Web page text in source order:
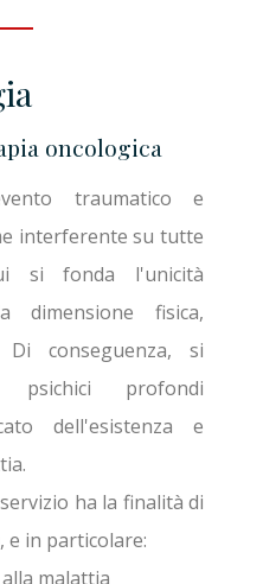
oncologica
traumatico e
interferente su tutte
si fonda l'unicità
dimensione fisica,
Di conseguenza, si
psichici profondi
dell'esistenza e
ha la finalità di
e in particolare:
malattia